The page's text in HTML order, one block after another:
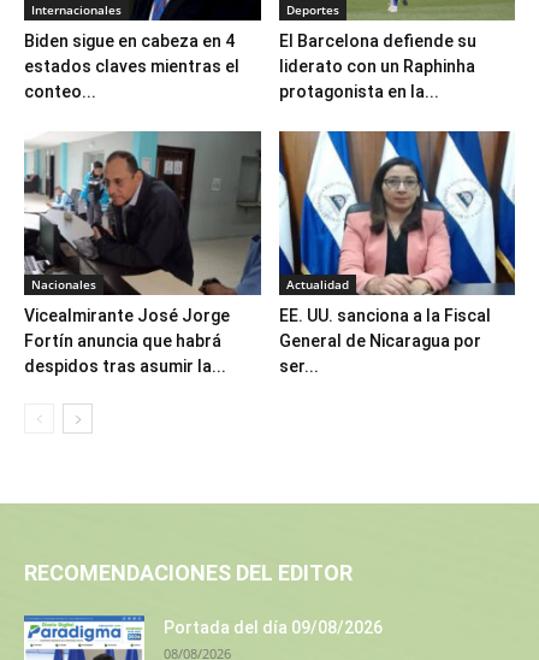
Internacionales
Biden sigue en cabeza en 4
estados claves mientras el
conteo...
Deportes
El Barcelona defiende su
liderato con un Raphinha
protagonista en la...
Nacionales
Vicealmirante José Jorge
Fortín anuncia que habrá
despidos tras asumir la...
Actualidad
EE. UU. sanciona a la Fiscal
General de Nicaragua por
ser...
RECOMENDACIONES DEL EDITOR
Portada del día 09/08/2026
08/08/2026